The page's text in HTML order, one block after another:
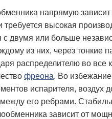
напрямую
требуется высокая
с двумя или больше
из них, через тонкие
распределителю во все
фреона. Во избежание
испарителя, воздух
его ребрами.
зависит от